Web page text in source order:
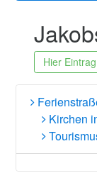
Hier
Kirchen